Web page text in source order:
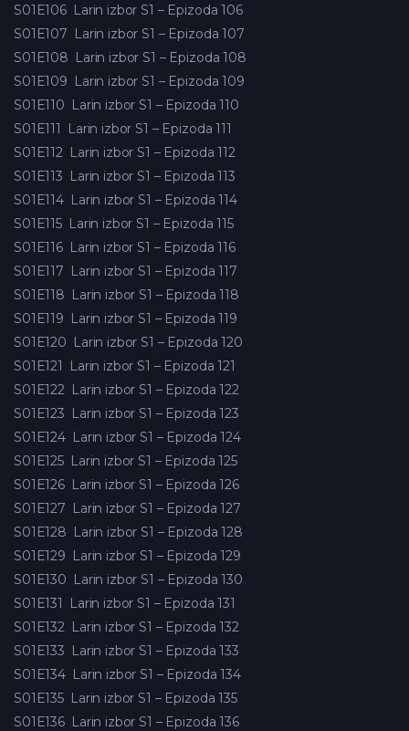
S01E106 Larin izbor S1 – Epizoda 106
S01E107 Larin izbor S1 – Epizoda 107
S01E108 Larin izbor S1 – Epizoda 108
S01E109 Larin izbor S1 – Epizoda 109
S01E110 Larin izbor S1 – Epizoda 110
S01E111
Larin izbor S1 – Epizoda 111
S01E112 Larin izbor S1 – Epizoda 112
S01E113 Larin izbor S1 – Epizoda 113
S01E114 Larin izbor S1 – Epizoda 114
S01E115 Larin izbor S1 – Epizoda 115
S01E116 Larin izbor S1 – Epizoda 116
S01E117 Larin izbor S1 – Epizoda 117
S01E118 Larin izbor S1 – Epizoda 118
S01E119 Larin izbor S1 – Epizoda 119
S01E120 Larin izbor S1 – Epizoda 120
S01E121
Larin izbor S1 – Epizoda 121
S01E122 Larin izbor S1 – Epizoda 122
S01E123 Larin izbor S1 – Epizoda 123
S01E124 Larin izbor S1 – Epizoda 124
S01E125 Larin izbor S1 – Epizoda 125
S01E126 Larin izbor S1 – Epizoda 126
S01E127 Larin izbor S1 – Epizoda 127
S01E128 Larin izbor S1 – Epizoda 128
S01E129 Larin izbor S1 – Epizoda 129
S01E130 Larin izbor S1 – Epizoda 130
S01E131
Larin izbor S1 – Epizoda 131
S01E132 Larin izbor S1 – Epizoda 132
S01E133 Larin izbor S1 – Epizoda 133
S01E134 Larin izbor S1 – Epizoda 134
S01E135 Larin izbor S1 – Epizoda 135
S01E136 Larin izbor S1 – Epizoda 136